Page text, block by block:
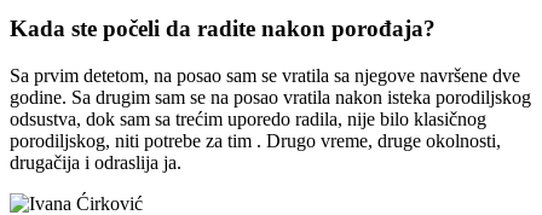
Kada ste počeli da radite nakon porođaja?
Sa prvim detetom, na posao sam se vratila sa njegove navršene dve
godine. Sa drugim sam se na posao vratila nakon isteka porodiljskog
odsustva, dok sam sa trećim uporedo radila, nije bilo klasičnog
porodiljskog, niti potrebe za tim . Drugo vreme, druge okolnosti,
drugačija i odraslija ja.